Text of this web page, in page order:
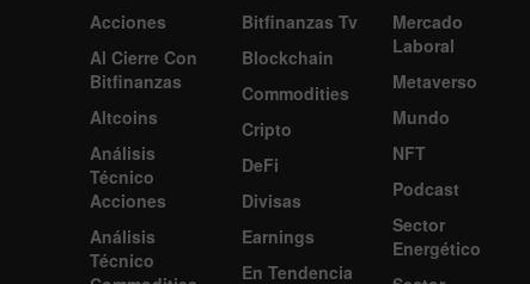
Acciones
Al Cierre Con
Bitfinanzas
Altcoins
Análisis
Técnico
Acciones
Análisis
Técnico
Bitfinanzas Tv
Blockchain
Commodities
Cripto
DeFi
Divisas
Earnings
En Tendencia
Mercado
Laboral
Metaverso
Mundo
NFT
Podcast
Sector
Energético